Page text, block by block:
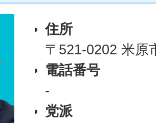
住所
〒521-0202 米原
電話番号
-
党派